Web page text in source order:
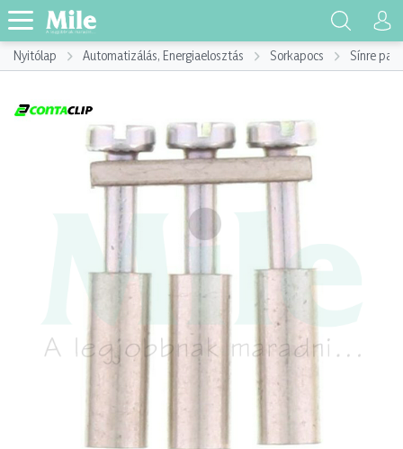
Nyitólap Automatizálás, Energiaelosztás Sorkapocs Sínre